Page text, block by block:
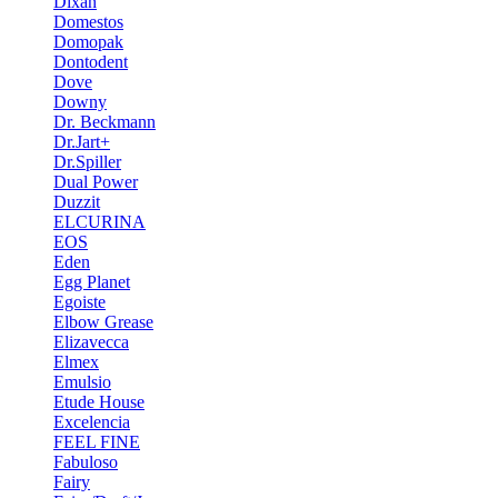
Domestos
Domopak
Dontodent
Dove
Downy
Dr. Beckmann
Dr.Jart+
Dr.Spiller
Dual Power
Duzzit
ELCURINA
EOS
Eden
Egg Planet
Egoiste
Elbow Grease
Elizavecca
Elmex
Emulsio
Etude House
Excelencia
FEEL FINE
Fabuloso
Fairy